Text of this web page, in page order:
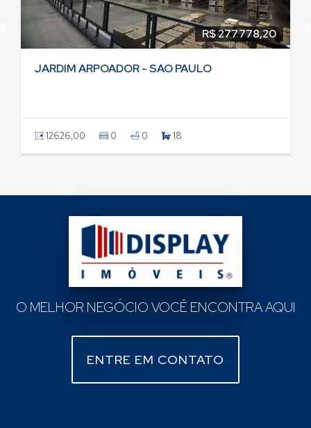
R$ 277.778,20
JARDIM ARPOADOR - SAO PAULO
12626,00 0 0 18
O MELHOR NEGÓCIO VOCÊ ENCONTRA AQUI
ENTRE EM CONTATO